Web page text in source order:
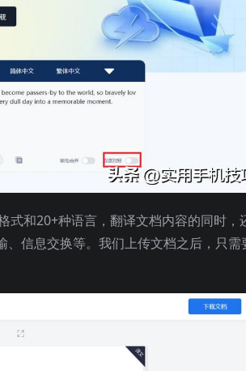
式和20+种语言，翻译文档内容的同时，
信息交换等。我们上传文档之后，只需